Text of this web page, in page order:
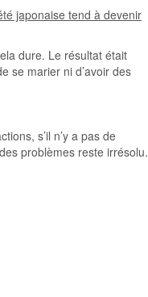
japonaise tend à devenir
dure. Le résultat était
se marier ni d’avoir des
s’il n’y a pas de
problèmes reste irrésolu.